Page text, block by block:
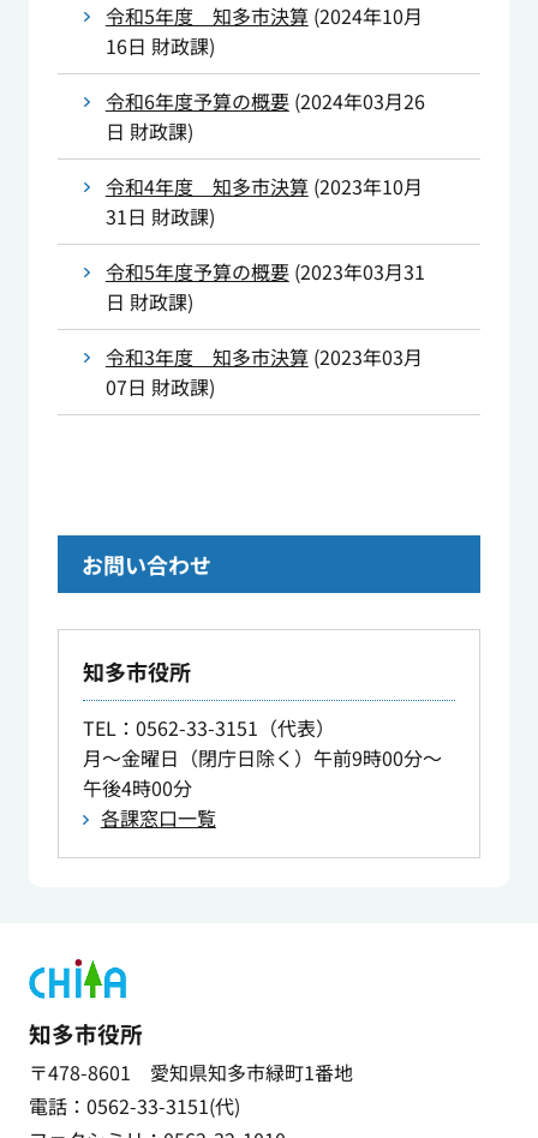
令和5年度 知多市決算 (2024年10月
16日 財政課)
令和6年度予算の概要(2024年03月26
日 財政課)
令和4年度 知多市決算 (2023年10月
31日 財政課)
令和5年度予算の概要(2023年03月31
日 財政課)
令和3年度 知多市決算 (2023年03月
07日 財政課)
お問い合わせ
知多市役所
TEL：0562-33-3151（代表）
月～金曜日（閉庁日除く）午前9時00分～
午後4時00分
各課窓口一覧
知多市役所
〒478-8601 愛知県知多市緑町1番地
電話：0562-33-3151(代)